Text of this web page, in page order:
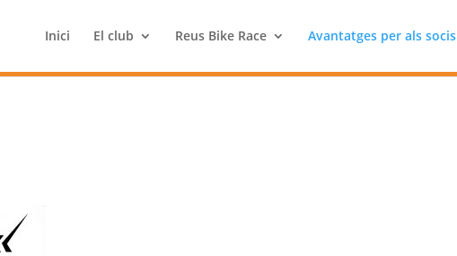
Inici El club Reus Bike Race Avantatges per als socis